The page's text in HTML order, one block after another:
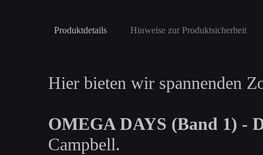
Produktdetails Hinweise zur Produktsicherheit
Hier bieten wir spannenden
OMEGA DAYS (Band 1) -
Campbell.